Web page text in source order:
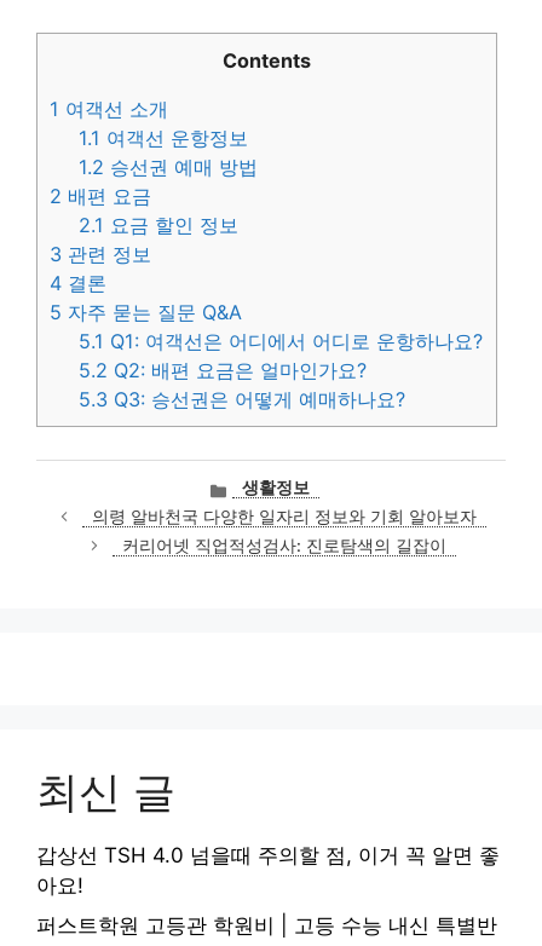
Contents
1 여객선 소개
1.1 여객선 운항정보
1.2 승선권 예매 방법
2 배편 요금
2.1 요금 할인 정보
3 관련 정보
4 결론
5 자주 묻는 질문 Q&A
5.1 Q1: 여객선은 어디에서 어디로 운항하나요?
5.2 Q2: 배편 요금은 얼마인가요?
5.3 Q3: 승선권은 어떻게 예매하나요?
카
테
고
리
생활정보
의령 알바천국 다양한 일자리 정보와 기회 알아보자
커리어넷 직업적성검사: 진로탐색의 길잡이
최신 글
갑상선 TSH 4.0 넘을때 주의할 점, 이거 꼭 알면 좋
아요!
퍼스트학원 고등관 학원비 | 고등 수능 내신 특별반